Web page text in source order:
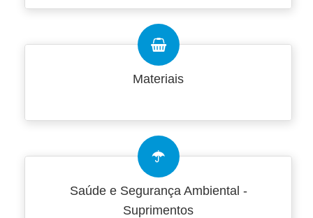
Materiais
Saúde e Segurança Ambiental -
Suprimentos